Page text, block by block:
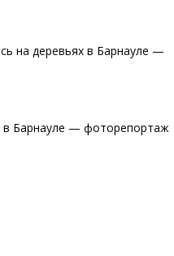
на деревьях в Барнауле —
в Барнауле — фоторепортаж